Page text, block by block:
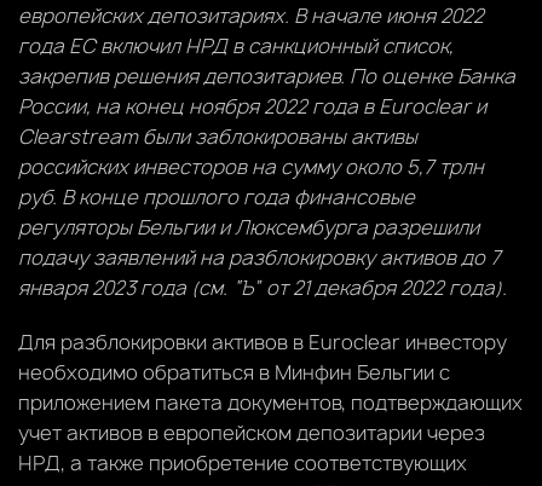
европейских депозитариях. В начале июня 2022
года ЕС включил НРД в санкционный список,
закрепив решения депозитариев. По оценке Банка
России, на конец ноября 2022 года в Euroclear и
Clearstream были заблокированы активы
российских инвесторов на сумму около 5,7 трлн
руб. В конце прошлого года финансовые
регуляторы Бельгии и Люксембурга разрешили
подачу заявлений на разблокировку активов до 7
января 2023 года (см. “Ъ” от 21 декабря 2022 года).
Для разблокировки активов в Euroclear инвестору
необходимо обратиться в Минфин Бельгии с
приложением пакета документов, подтверждающих
учет активов в европейском депозитарии через
НРД, а также приобретение соответствующих